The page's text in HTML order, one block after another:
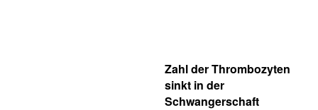
Zahl der Thrombozyten
sinkt in der
Schwangerschaft